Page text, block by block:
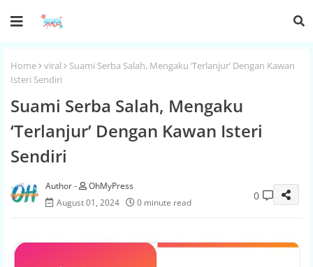
Home viral
Suami Serba Salah, Mengaku ‘Terlanjur’ Dengan Kawan
Isteri Sendiri
Suami Serba Salah, Mengaku
‘Terlanjur’ Dengan Kawan Isteri
Sendiri
OhMyPress
August 01, 2024
0 minute read
0